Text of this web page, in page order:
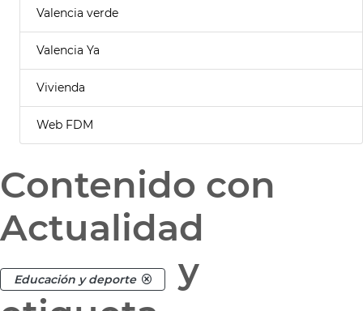
Valencia verde
Valencia Ya
Vivienda
Web FDM
Contenido con
Actualidad
Educación y deporte
y